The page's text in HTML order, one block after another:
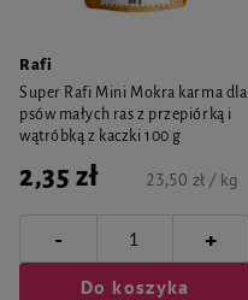
Rafi
Super Rafi Mini Mokra karma dla
psów małych ras z przepiórką i
wątróbką z kaczki 100 g
2,35 zł 23,50 zł / kg
- +
Do koszyka